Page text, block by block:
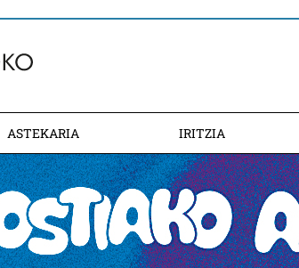
ASTEKARIA IRITZIA